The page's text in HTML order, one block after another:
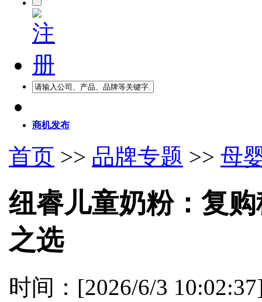
商机发布
首页 >> 品牌专题 >> 母
纽睿儿童奶粉：复
之选
时间：[2026/6/3